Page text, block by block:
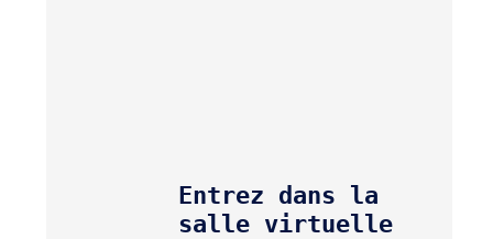
Entrez dans la
salle virtuelle